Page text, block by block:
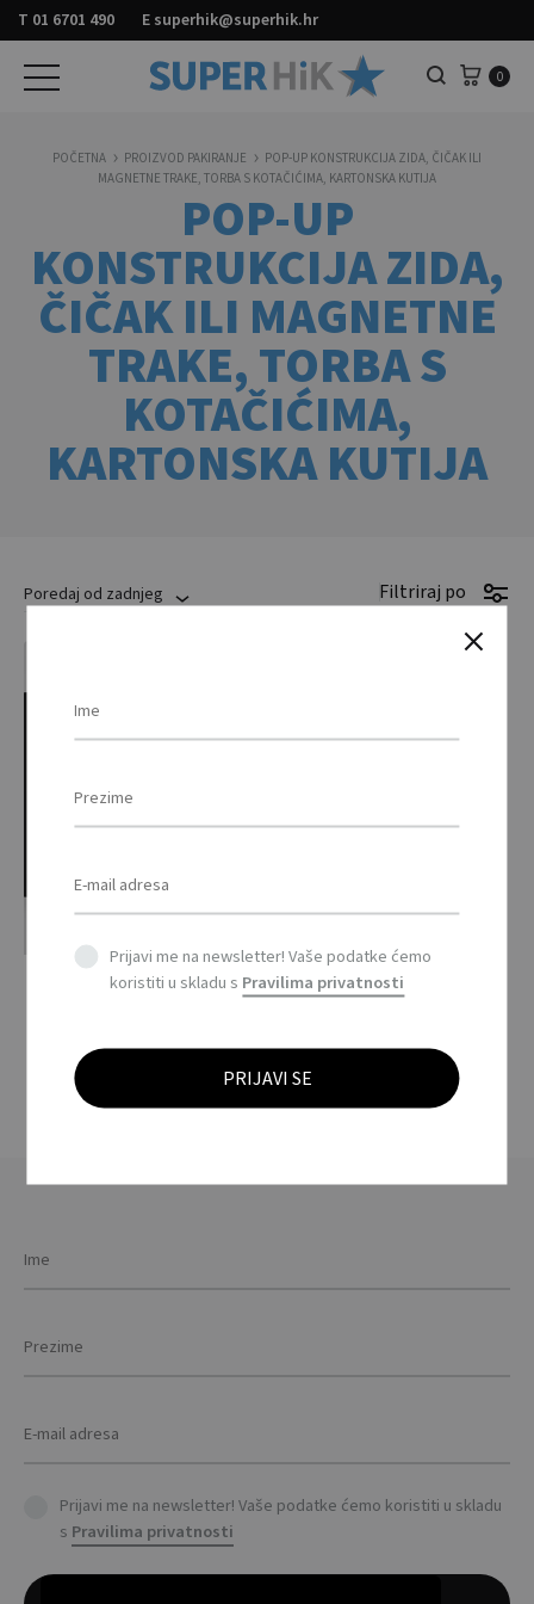
T 01 6701 490 E superhik@superhik.hr
Pretraga 0
POP-UP
KONSTRUKCIJA ZIDA,
ČIČAK ILI MAGNETNE
TRAKE, TORBA S
KOTAČIĆIMA,
KARTONSKA KUTIJA
POČETNA PROIZVOD PAKIRANJE
POP-UP KONSTRUKCIJA ZIDA, ČIČAK ILI
MAGNETNE TRAKE, TORBA S KOTAČIĆIMA, KARTONSKA KUTIJA
Poredaj od zadnjeg Filtriraj po
Prijavi me na newsletter! Vaše podatke ćemo koristiti u skladu
s Pravilima privatnosti
Prijavi me na newsletter! Vaše podatke ćemo
koristiti u skladu s Pravilima privatnosti